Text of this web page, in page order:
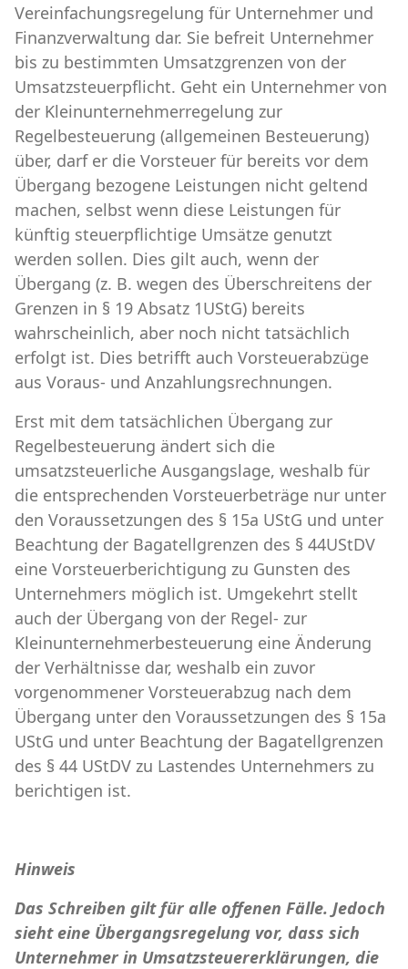
Vereinfachungsregelung für Unternehmer und
Finanzverwaltung dar. Sie befreit Unternehmer
bis zu bestimmten Umsatzgrenzen von der
Umsatzsteuerpflicht. Geht ein Unternehmer von
der Kleinunternehmerregelung zur
Regelbesteuerung (allgemeinen Besteuerung)
über, darf er die Vorsteuer für bereits vor dem
Übergang bezogene Leistungen nicht geltend
machen, selbst wenn diese Leistungen für
künftig steuerpflichtige Umsätze genutzt
werden sollen. Dies gilt auch, wenn der
Übergang (z. B. wegen des Überschreitens der
Grenzen in § 19 Absatz 1UStG) bereits
wahrscheinlich, aber noch nicht tatsächlich
erfolgt ist. Dies betrifft auch Vorsteuerabzüge
aus Voraus- und Anzahlungsrechnungen.
Erst mit dem tatsächlichen Übergang zur
Regelbesteuerung ändert sich die
umsatzsteuerliche Ausgangslage, weshalb für
die entsprechenden Vorsteuerbeträge nur unter
den Voraussetzungen des § 15a UStG und unter
Beachtung der Bagatellgrenzen des § 44UStDV
eine Vorsteuerberichtigung zu Gunsten des
Unternehmers möglich ist. Umgekehrt stellt
auch der Übergang von der Regel- zur
Kleinunternehmerbesteuerung eine Änderung
der Verhältnisse dar, weshalb ein zuvor
vorgenommener Vorsteuerabzug nach dem
Übergang unter den Voraussetzungen des § 15a
UStG und unter Beachtung der Bagatellgrenzen
des § 44 UStDV zu Lastendes Unternehmers zu
berichtigen ist.
Hinweis
Das Schreiben gilt für alle offenen Fälle. Jedoch
sieht eine Übergangsregelung vor, dass sich
Unternehmer in Umsatzsteuererklärungen, die